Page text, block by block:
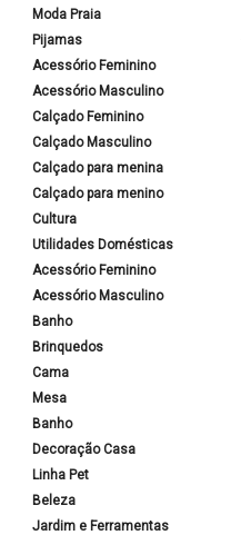
Moda Praia
Pijamas
Acessório Feminino
Acessório Masculino
Calçado Feminino
Calçado Masculino
Calçado para menina
Calçado para menino
Cultura
Utilidades Domésticas
Acessório Feminino
Acessório Masculino
Banho
Brinquedos
Cama
Mesa
Banho
Decoração Casa
Linha Pet
Beleza
Jardim e Ferramentas